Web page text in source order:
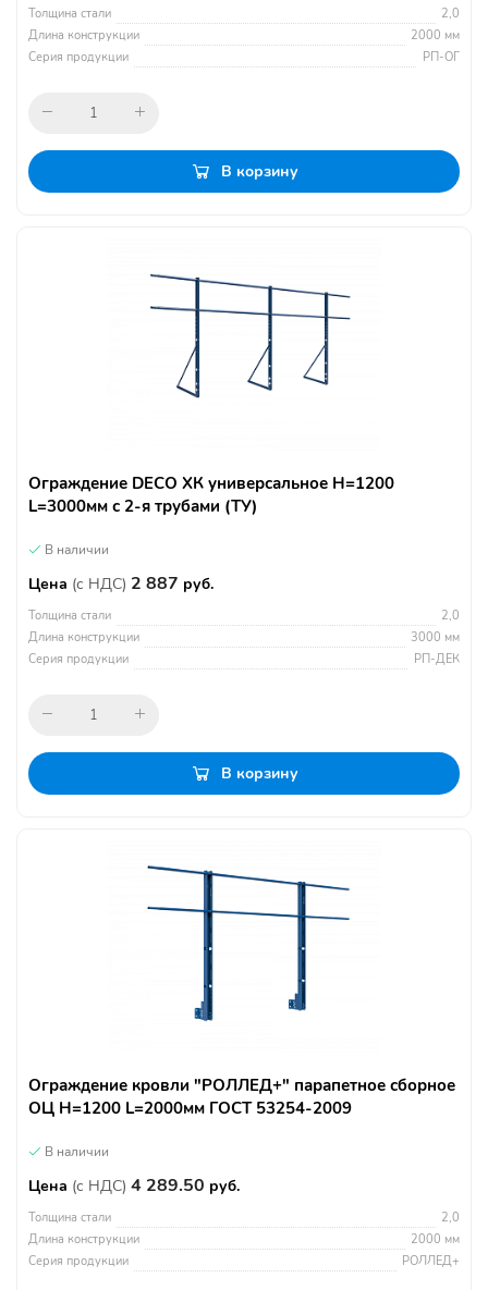
Толщина стали
2,0
Длина конструкции
2000 мм
Серия продукции
РП-ОГ
В корзину
Ограждение DECO ХК универсальное H=1200
L=3000мм с 2-я трубами (ТУ)
В наличии
Цена (с НДС) 2 887 руб.
Толщина стали
2,0
Длина конструкции
3000 мм
Серия продукции
РП-ДЕК
В корзину
Ограждение кровли "РОЛЛЕД+" парапетное сборное
ОЦ H=1200 L=2000мм ГОСТ 53254-2009
В наличии
Цена (с НДС) 4 289.50 руб.
Толщина стали
2,0
Длина конструкции
2000 мм
Серия продукции
РОЛЛЕД+